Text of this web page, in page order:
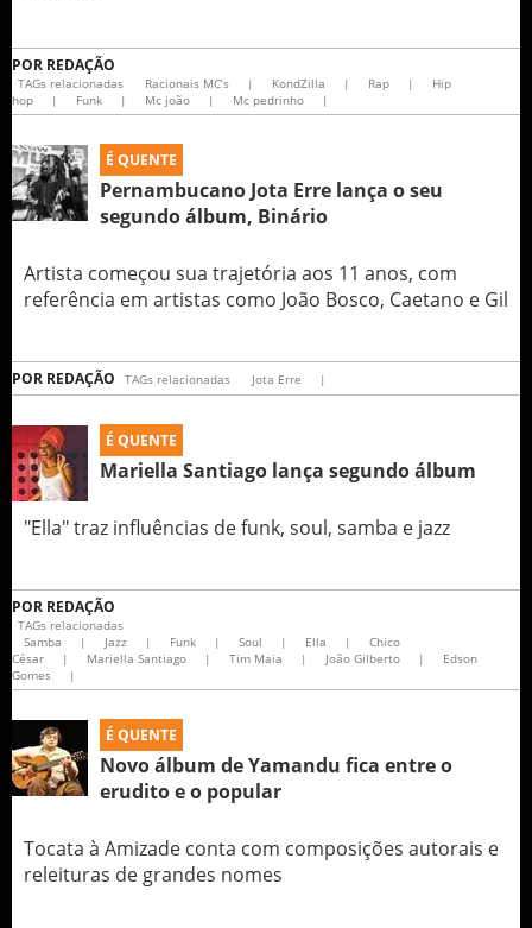
POR REDAÇÃO
TAGs relacionadas Racionais MC’s | KondZilla | Rap |
Hip
hop
| Funk | Mc joão | Mc pedrinho |
É QUENTE
Pernambucano Jota Erre lança o seu
segundo álbum, Binário
Artista começou sua trajetória aos 11 anos, com
referência em artistas como João Bosco, Caetano e Gil
POR REDAÇÃO TAGs relacionadas Jota Erre |
É QUENTE
Mariella Santiago lança segundo álbum
"Ella" traz influências de funk, soul, samba e jazz
POR REDAÇÃO
TAGs relacionadas
Samba
| Jazz | Funk | Soul | Ella |
Chico
César
| Mariella Santiago | Tim Maia | João Gilberto |
Edson
Gomes
|
É QUENTE
Novo álbum de Yamandu fica entre o
erudito e o popular
Tocata à Amizade conta com composições autorais e
releituras de grandes nomes